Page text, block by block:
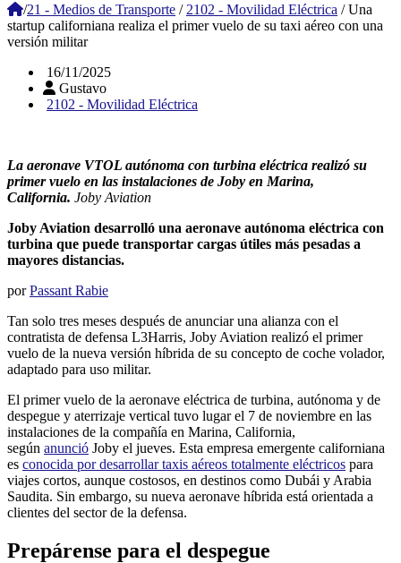
/21 - Medios de Transporte / 2102 - Movilidad Eléctrica /Una
startup californiana realiza el primer vuelo de su taxi aéreo con una
versión militar
16/11/2025
Gustavo
2102 - Movilidad Eléctrica
La aeronave VTOL autónoma con turbina eléctrica realizó su
primer vuelo en las instalaciones de Joby en Marina,
California. Joby Aviation
Joby Aviation desarrolló una aeronave autónoma eléctrica con
turbina que puede transportar cargas útiles más pesadas a
mayores distancias.
porPassant Rabie
Tan solo tres meses después de anunciar una alianza con el
contratista de defensa L3Harris, Joby Aviation realizó el primer
vuelo de la nueva versión híbrida de su concepto de coche volador,
adaptado para uso militar.
El primer vuelo de la aeronave eléctrica de turbina, autónoma y de
despegue y aterrizaje vertical tuvo lugar el 7 de noviembre en las
instalaciones de la compañía en Marina, California,
según anunció Joby el jueves. Esta empresa emergente californiana
es conocida por desarrollar taxis aéreos totalmente eléctricos para
viajes cortos, aunque costosos, en destinos como Dubái y Arabia
Saudita. Sin embargo, su nueva aeronave híbrida está orientada a
clientes del sector de la defensa.
Prepárense para el despegue